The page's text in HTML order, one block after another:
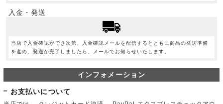
入金・発送
当店で入金確認ができ次第、入金確認メールを配信するとともに商品の発送準備
を進め、発送が完了しましたら、メールでお知らせいたします。
インフォメーション
お支払いについて